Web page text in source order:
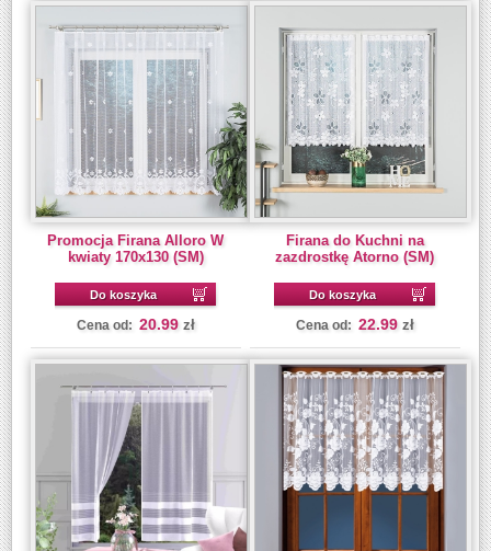
Promocja Firana Alloro W
kwiaty 170x130 (SM)
Do koszyka
Cena od: 20.99 zł
Firana do Kuchni na
zazdrostkę Atorno (SM)
Do koszyka
Cena od: 22.99 zł